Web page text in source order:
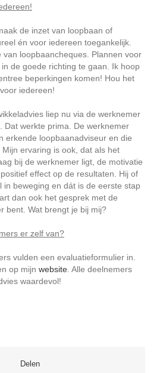
de inzet van loopbaan of
én voor iedereen toegankelijk.
van loopbaancheques. Plannen voor
in de goede richting te gaan. Ik hoop
beperkingen komen! Hou het
iedereen!
liep nu via de werknemer
Dat werkte prima. De werknemer
erkende loopbaanadviseur en die
ervaring is ook, dat als het
bij de werknemer ligt, de motivatie
effect op de resultaten. Hij of
in beweging en dát is de eerste stap
dan ook het gesprek met de
bent. Wat brengt je bij mij?
er zelf van?
vulden een evaluatieformulier in.
op mijn website . Alle deelnemers
waardevol!
Delen